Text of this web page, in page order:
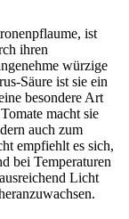
ist
ihren
würzige
Säure ist sie ein
besondere Art
macht sie
auch zum
empfiehlt es sich,
bei Temperaturen
Licht